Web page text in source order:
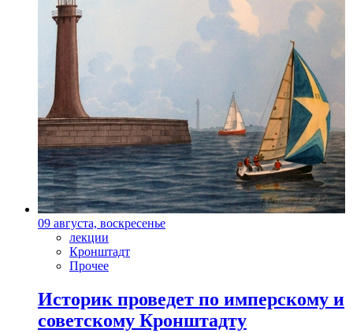
09 августа, воскресенье
лекции
Кронштадт
Прочее
Историк проведет по имперскому и
советскому Кронштадту